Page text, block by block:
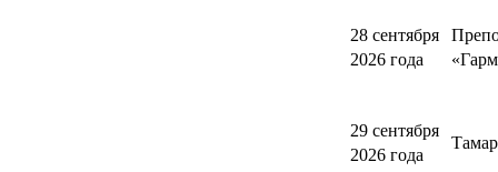
28 сентября
2026 года
29 сентября
2026 года